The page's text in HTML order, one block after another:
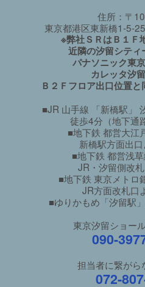
住所：〒
東京都港区東新橋1-5-
※弊社ＳＲはＢ１Ｆ
近隣の汐留シティ
パナソニック東
カレッタ汐
Ｂ２Ｆフロア出口位置と
■JR 山手線 「新橋駅」
徒歩4分（地下通
■地下鉄 都営大江
新橋駅方面出
■地下鉄 都営浅草
JR・汐留側改
■地下鉄 東京メトロ
JR方面改札口
■ゆりかもめ「汐留駅
東京汐留ショー
090-
担当者に繋がら
072-